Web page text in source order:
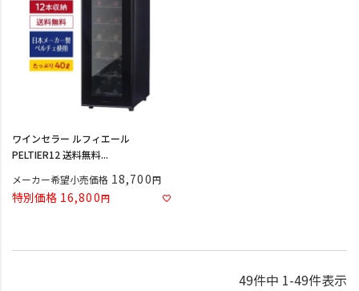
ワインセラー ルフィエール
PELTIER12 送料無料...
メーカー希望小売価格 18,700
特別価格 16,800
49件中 1-49件表示